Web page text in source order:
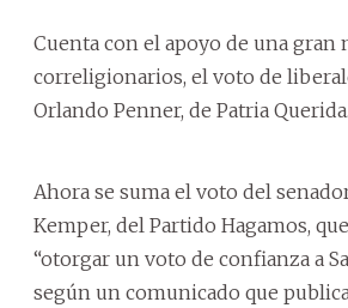
Cuenta con el apoyo de una gran
correligionarios, el voto de
Orlando Penner, de Patria Querida.
Ahora se suma el voto del
Kemper, del Partido Hagamos,
“otorgar un voto de confianza a
según un comunicado que